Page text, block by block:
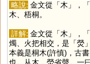
略說: 金文從「木」，「
木、梧桐。
詳解: 金文從「木」，「
燭、火把相交，是「熒
本義是桐木(許慎)，古